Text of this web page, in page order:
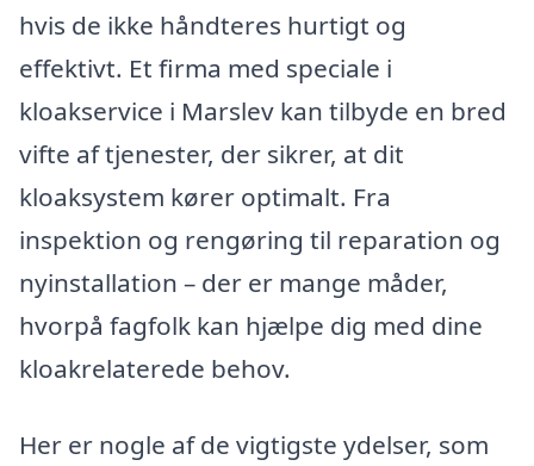
hvis de ikke håndteres hurtigt og
effektivt. Et firma med speciale i
kloakservice i Marslev kan tilbyde en bred
vifte af tjenester, der sikrer, at dit
kloaksystem kører optimalt. Fra
inspektion og rengøring til reparation og
nyinstallation – der er mange måder,
hvorpå fagfolk kan hjælpe dig med dine
kloakrelaterede behov.
Her er nogle af de vigtigste ydelser, som